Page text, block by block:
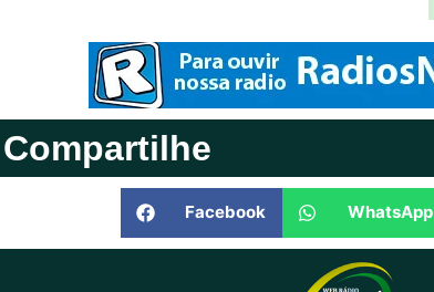
Compartilhe
Facebook WhatsApp